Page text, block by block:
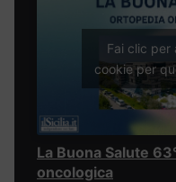
Fai clic per
cookie per
La Buona Salute
oncologica